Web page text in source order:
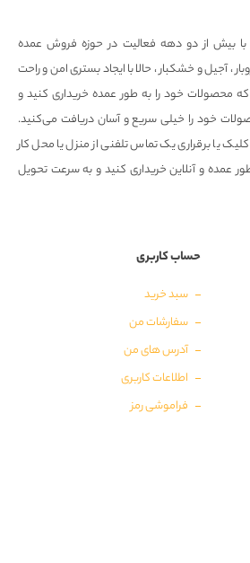
با بیش از دو دهه فعالیت در حوزه فروش عمده
، آجیل و خشکبار ، حالا با ایجاد بستری امن و راحت
محصولات خود را به طور عمده خریداری کنید و
خود را خیلی سریع و آسان دریافت می‌کنید.
یا برقراری یک تماس تلفنی از منزل یا محل کار
عمده و آنلاین خریداری کنید و به سرعت تحویل
حساب کاربری
سبد خرید
سفارشات من
آدرس های من
اطلاعات کاربری
فراموشی رمز